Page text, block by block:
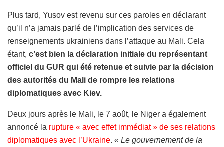
Plus tard, Yusov est revenu sur ces paroles en déclarant
qu’il n’a jamais parlé de l’implication des services de
renseignements ukrainiens dans l’attaque au Mali. Cela
étant, c’est bien la déclaration initiale du représentant
officiel du GUR qui été retenue et suivie par la décision
des autorités du Mali de rompre les relations
diplomatiques avec Kiev.
Deux jours après le Mali, le 7 août, le Niger a également
annoncé la rupture « avec effet immédiat » de ses relations
diplomatiques avec l’Ukraine. « Le gouvernement de la